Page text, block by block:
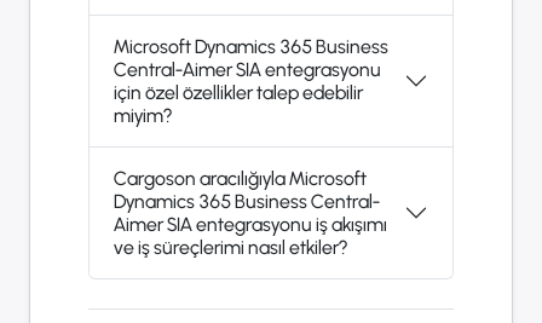
Microsoft Dynamics 365 Business
Central-Aimer SIA entegrasyonu
için özel özellikler talep edebilir
miyim?
Cargoson aracılığıyla Microsoft
Dynamics 365 Business Central-
Aimer SIA entegrasyonu iş akışımı
ve iş süreçlerimi nasıl etkiler?